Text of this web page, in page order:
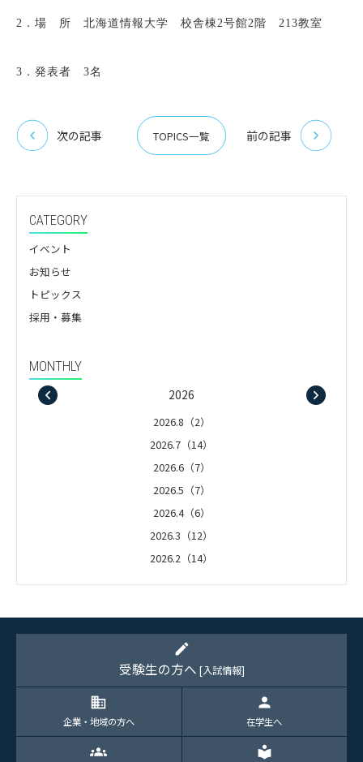
2．場 所 北海道情報大学 校舎棟2号館2階 213教室
3．発表者 3名
次の記事 TOPICS一覧 前の記事
CATEGORY
イベント
お知らせ
トピックス
採用・募集
MONTHLY
2026
2026.8（2）
2026.7（14）
2026.6（7）
2026.5（7）
2026.4（6）
2026.3（12）
2026.2（14）
2026.1（5）
edit
受験生の方へ [入試情報]
domain
企業・地域の方へ
person
在学生へ
groups local_library